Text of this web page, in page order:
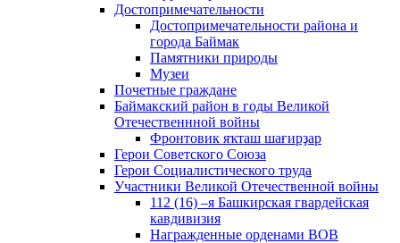
Достопримечательности
Достопримечательности района и
города Баймак
Памятники природы
Музеи
Почетные граждане
Баймакский район в годы Великой
Отечественнной войны
Фронтовик яҡташ шағирҙар
Герои Советского Союза
Герои Социалистического труда
Участники Великой Отечественной войны
112 (16) –я Башкирская гвардейская
кавдивизия
Награжденные орденами ВОВ